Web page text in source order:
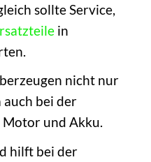
sollte Service,
in
nicht nur
auch bei der
und Akku.
hilft bei der